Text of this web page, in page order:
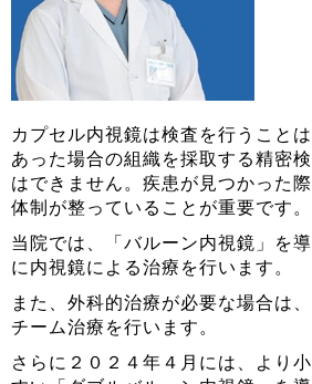
カプセル内視鏡は検査を行うこと
あった場合の組織を採取する精密
はできません。疾患が見つかった
体制が整っていることが重要です。
当院では、「バルーン内視鏡」を
に内視鏡による治療を行います。
また、外科的治療が必要な場合は
チーム治療を行います。
さらに２０２４年４月には、より